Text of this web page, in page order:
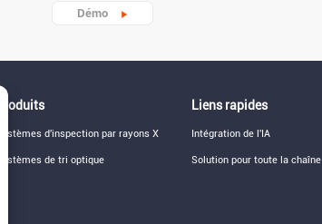
Démo
Produits
Systèmes d'inspection par rayons X
Systèmes de tri optique
Liens rapides
Intégration de l'IA
Solution pour toute la chaîne